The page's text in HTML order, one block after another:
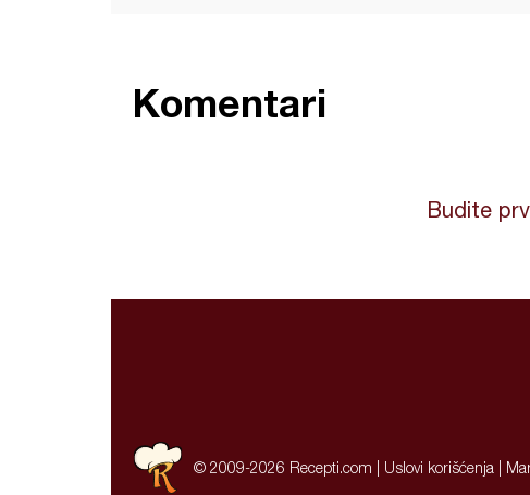
Komentari
Budite
© 2009-2026 Recepti.com | Uslovi korišćenja